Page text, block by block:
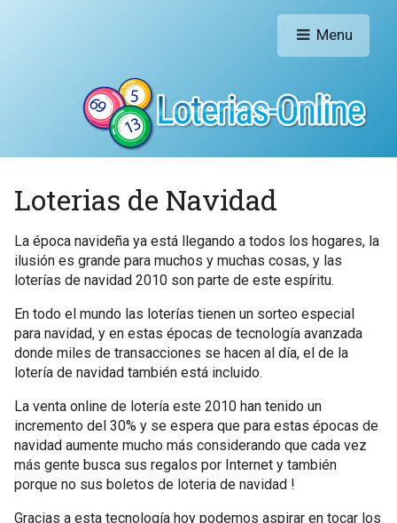
Menu
Loterias de Navidad
La época navideña ya está llegando a todos los hogares, la
ilusión es grande para muchos y muchas cosas, y las
loterías de navidad 2010 son parte de este espíritu.
En todo el mundo las loterías tienen un sorteo especial
para navidad, y en estas épocas de tecnología avanzada
donde miles de transacciones se hacen al día, el de la
lotería de navidad también está incluido.
La venta online de lotería este 2010 han tenido un
incremento del 30% y se espera que para estas épocas de
navidad aumente mucho más considerando que cada vez
más gente busca sus regalos por Internet y también
porque no sus boletos de loteria de navidad !
Gracias a esta tecnología hoy podemos aspirar en tocar los